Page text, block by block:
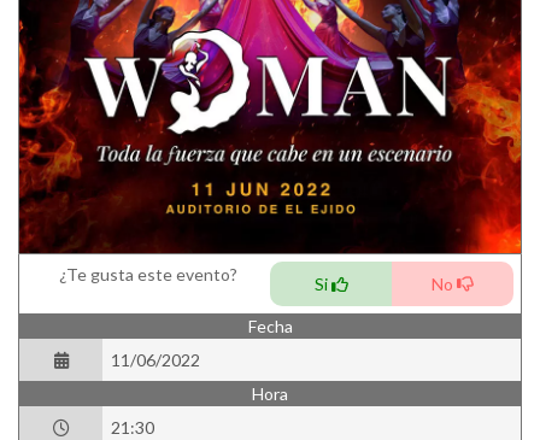
¿Te gusta este evento? Si No
Fecha
11/06/2022
Hora
21:30